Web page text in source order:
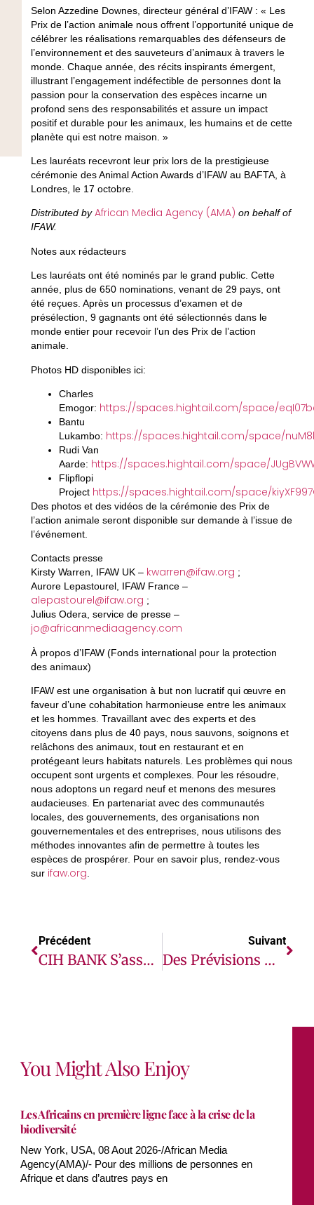
Selon Azzedine Downes, directeur général d’IFAW : « Les
Prix de l’action animale nous offrent l’opportunité unique de
célébrer les réalisations remarquables des défenseurs de
l’environnement et des sauveteurs d’animaux à travers le
monde. Chaque année, des récits inspirants émergent,
illustrant l’engagement indéfectible de personnes dont la
passion pour la conservation des espèces incarne un
profond sens des responsabilités et assure un impact
positif et durable pour les animaux, les humains et de cette
planète qui est notre maison. »
Les lauréats recevront leur prix lors de la prestigieuse
cérémonie des Animal Action Awards d’IFAW au BAFTA, à
Londres, le 17 octobre.
Distributed byAfrican Media Agency (AMA) on behalf of
IFAW.
Notes aux rédacteurs
Les lauréats ont été nominés par le grand public. Cette
année, plus de 650 nominations, venant de 29 pays, ont
été reçues. Après un processus d’examen et de
présélection, 9 gagnants ont été sélectionnés dans le
monde entier pour recevoir l’un des Prix de l’action
animale.
Photos HD disponibles ici:
Charles
Emogor: https://spaces.hightail.com/space/
Bantu
Lukambo: https://spaces.hightail.com/space/
Rudi Van
Aarde: https://spaces.hightail.com/space/
Flipflopi
Project https://spaces.hightail.com/space/
Des photos et des vidéos de la cérémonie des Prix de
l’action animale seront disponible sur demande à l’issue de
l’événement.
Contacts presse
Kirsty Warren, IFAW UK – kwarren@ifaw.org ;
Aurore Lepastourel, IFAW France –
alepastourel@ifaw.org ;
Julius Odera, service de presse –
jo@africanmediaagency.com
À propos d’IFAW (Fonds international pour la protection
des animaux)
IFAW est une organisation à but non lucratif qui œuvre en
faveur d’une cohabitation harmonieuse entre les animaux
et les hommes. Travaillant avec des experts et des
citoyens dans plus de 40 pays, nous sauvons, soignons et
relâchons des animaux, tout en restaurant et en
protégeant leurs habitats naturels. Les problèmes qui nous
occupent sont urgents et complexes. Pour les résoudre,
nous adoptons un regard neuf et menons des mesures
audacieuses. En partenariat avec des communautés
locales, des gouvernements, des organisations non
gouvernementales et des entreprises, nous utilisons des
méthodes innovantes afin de permettre à toutes les
espèces de prospérer. Pour en savoir plus, rendez-vous
sur ifaw.org
Précédent
CIH BANK S’associe À Backbase Pour Réinventer Les Services Bancaires Digitaux Au Maroc
Suivant
Des Prévisions De Croissance Modestes Pour Les Économies Du Moyen-Orient Et De L’Afrique Du Nord Dans Un Contexte D’incertitude Croissante
You Might Also Enjoy
Les Africains en première ligne face à la crise de la
biodiversité
New York, USA, 08 Aout 2026-/African Media
Agency(AMA)/- Pour des millions de personnes en
Afrique et dans d’autres pays en